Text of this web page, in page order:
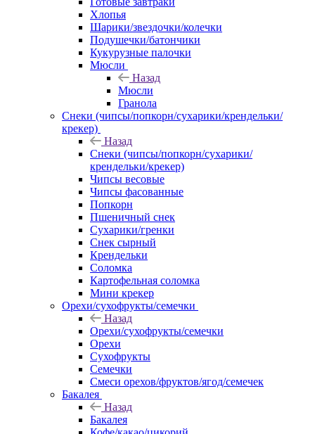
Хлопья
Шарики/звездочки/колечки
Подушечки/батончики
Кукурузные палочки
Мюсли
Назад
Мюсли
Гранола
Снеки (чипсы/попкорн/сухарики/крендельки/
крекер)
Назад
Снеки (чипсы/попкорн/сухарики/
крендельки/крекер)
Чипсы весовые
Чипсы фасованные
Попкорн
Пшеничный снек
Сухарики/гренки
Снек сырный
Крендельки
Соломка
Картофельная соломка
Мини крекер
Орехи/сухофрукты/семечки
Назад
Орехи/сухофрукты/семечки
Орехи
Сухофрукты
Семечки
Смеси орехов/фруктов/ягод/семечек
Бакалея
Назад
Бакалея